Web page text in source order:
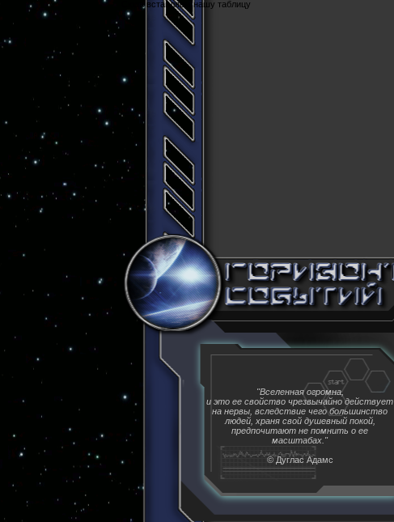
Cюда вставляем нашу таблицу
"Вселенная огромна,
и это ее свойство чрезвычайно действует
на нервы, вследствие чего большинство
людей, храня свой душевный покой,
предпочитают не помнить о ее
масштабах."
© Дуглас Адамс